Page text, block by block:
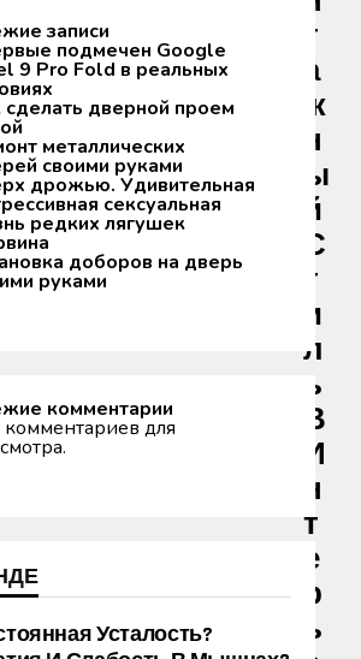
Т
А
Ж
Н
Ы
Й
С
Т
И
Л
Ь
В
И
Н
Т
Е
Р
Ь
записи
подмечен Google
9 Pro Fold в реальных
сделать дверной проем
металлических
своими руками
дрожью. Удивительная
сексуальная
редких лягушек
доборов на дверь
руками
комментарии
комментариев для
Усталость?